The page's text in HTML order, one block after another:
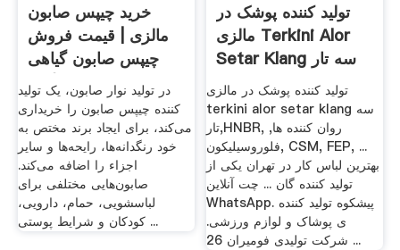
خرید چیپس صابون
مالزی | قیمت فروش
چیپس صابون گیاهی
80/20
در تولید نوار صابون، یک تولید
کننده چیپس صابون را خریداری
می‌کند، برای ایجاد برند مختص به
خود رنگدانه‌ها، رایحه‌ها و سایر
اجزاء را اضافه می‌کند.
صابون‌هایی مختلفی برای
لباسشویی، حمام، دارویی،
کودکان و شرایط پوستی ...
تولید کننده پوشک در
مالزی Terkini Alor
Setar Klang سه تار
تولید کننده پوشک در مالزی
terkini alor setar klang سه
تار,HNBR, روان کننده ها,
فلوروسیلیکون, CSM, FEP, ...
بهترین لباس کار در تهران یکی از
تولید کننده گان ... چت آنلاین
WhatsApp. پیشکوه تولید کننده
ی پوشاک و لوازم ورزشی.
شرکت تولیدی فومیران 26 ...